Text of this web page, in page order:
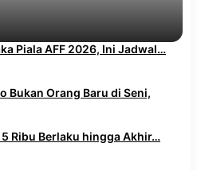
Piala AFF 2026, Ini Jadwal…
Bukan Orang Baru di Seni,
Ribu Berlaku hingga Akhir…